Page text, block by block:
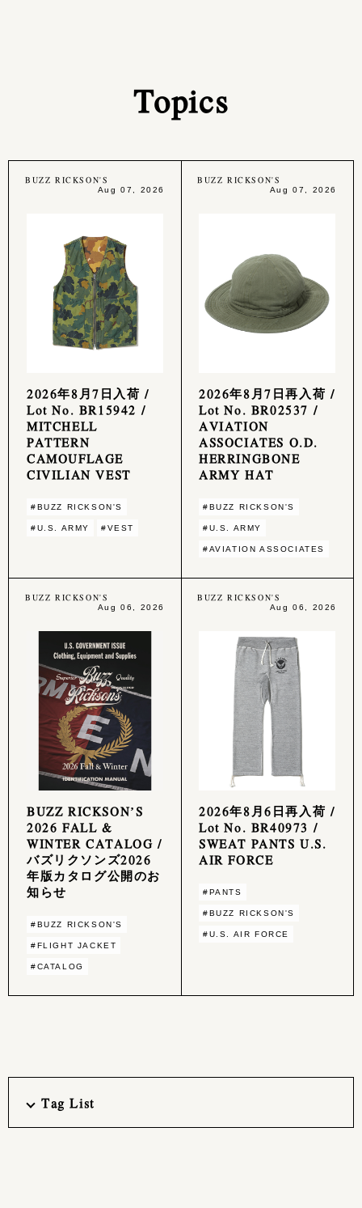
Topics
BUZZ RICKSON'S
Aug 07, 2026
2026年8月7日入荷 /
Lot No. BR15942 /
MITCHELL
PATTERN
CAMOUFLAGE
CIVILIAN VEST
#BUZZ RICKSON'S
#U.S. ARMY #VEST
BUZZ RICKSON'S
Aug 07, 2026
2026年8月7日再入荷 /
Lot No. BR02537 /
AVIATION
ASSOCIATES O.D.
HERRINGBONE
ARMY HAT
#BUZZ RICKSON'S
#U.S. ARMY
#AVIATION ASSOCIATES
BUZZ RICKSON'S
Aug 06, 2026
BUZZ RICKSON’S
2026 FALL &
WINTER CATALOG /
バズリクソンズ2026
年版カタログ公開のお
知らせ
#BUZZ RICKSON'S
#FLIGHT JACKET
#CATALOG
BUZZ RICKSON'S
Aug 06, 2026
2026年8月6日再入荷 /
Lot No. BR40973 /
SWEAT PANTS U.S.
AIR FORCE
#PANTS
#BUZZ RICKSON'S
#U.S. AIR FORCE
Tag List